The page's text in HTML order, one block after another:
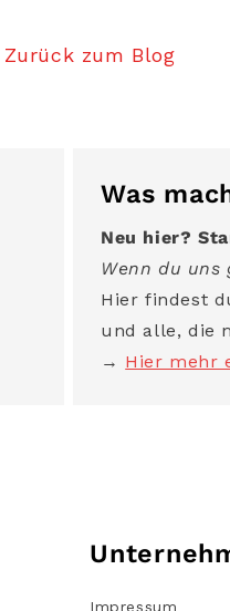
Zurück zum Blog
Was
Neu hier?
Wenn du
Hier findest
und alle, die
→ Hier mehr
Impressum